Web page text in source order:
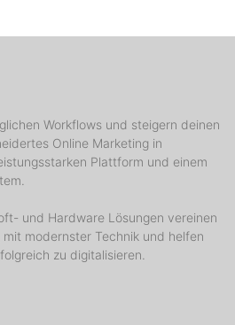
Workflows und steigern deinen
Online Marketing in
Plattform und einem
und Hardware Lösungen vereinen
modernster Technik und helfen
zu digitalisieren.